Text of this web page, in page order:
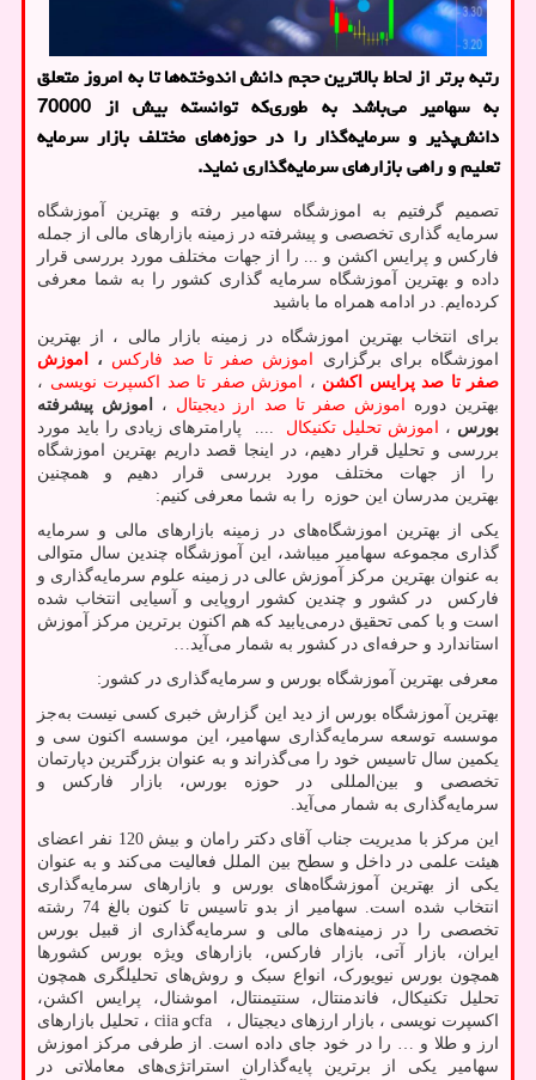
رتبه برتر از لحاط بالاترین حجم دانش اندوخته‌ها تا به امروز متعلق
به سهامیر می‌باشد به طوری‌که توانسته بیش از 70000
دانش‌پذیر و سرمایه‌گذار را در حوزه‌های مختلف بازار سرمایه
تعلیم و راهی بازارهای سرمایه‌گذاری نماید.
تصمیم گرفتیم به اموزشگاه سهامیر رفته و بهترین آموزشگاه
سرمایه گذاری تخصصی و پیشرفته در زمینه بازارهای مالی از جمله
فارکس و پرایس اکشن و ... را از جهات مختلف مورد بررسی قرار
داده و بهترین آموزشگاه سرمایه گذاری کشور را به شما معرفی
کرده‌ایم. در ادامه همراه ما باشید
برای انتخاب بهترین اموزشگاه در زمینه بازار مالی ، از بهترین
اموزشگاه برای برگزاری اموزش صفر تا صد فارکس ،
اموزش
صفر تا صد پرایس اکشن ، اموزش صفر تا صد اکسپرت نویسی ،
بهترین دوره اموزش صفر تا صد ارز دیجیتال ،
اموزش پیشرفته
بورس ، اموزش تحلیل تکنیکال
.... پارامترهای زیادی را باید مورد
بررسی و تحلیل قرار دهیم، در اینجا قصد داریم بهترین اموزشگاه
را از جهات مختلف مورد بررسی قرار دهیم و همچنین
بهترین مدرسان این حوزه را به شما معرفی کنیم:
یکی از بهترین اموزشگاه‌های در زمینه بازارهای مالی و سرمایه
گذاری مجموعه سهامیر میباشد، این آموزشگاه چندین سال متوالی
به عنوان بهترین مرکز آموزش عالی در زمینه علوم سرمایه‌گذاری و
فارکس در کشور و چندین کشور اروپایی و آسیایی انتخاب شده
است و با کمی تحقیق درمی‌یابید که هم اکنون برترین مرکز آموزش
استاندارد و حرفه‌ای در کشور به شمار می‌آید
معرفی بهترین آموزشگاه بورس و سرمایه‌گذاری در کشور:
بهترین آموزشگاه بورس از دید این گزارش خبری کسی نیست به‌جز
موسسه توسعه سرمایه‌گذاری سهامیر، این موسسه اکنون سی و
یکمین سال تاسیس خود را می‌گذراند و به عنوان بزرگترین دپارتمان
تخصصی و بین‌المللی در حوزه بورس، بازار فارکس و
سرمایه‌گذاری به شمار می‌آید.
این مرکز با مدیریت جناب آقای دکتر رامان و بیش 120 نفر اعضای
هیئت علمی در داخل و سطح بین الملل فعالیت می‌کند و به عنوان
یکی از بهترین آموزشگاه‌های بورس و بازارهای سرمایه‌گذاری
انتخاب شده است. سهامیر از بدو تاسیس تا کنون بالغ 74 رشته
تخصصی را در زمینه‌های مالی و سرمایه‌گذاری از قبیل بورس
ایران، بازار آتی، بازار فارکس، بازارهای ویژه بورس کشورها
همچون بورس نیویورک، انواع سبک و روش‌های تحلیلگری همچون
تحلیل تکنیکال، فاندمنتال، سنتیمنتال، اموشنال، پرایس اکشن،
اکسپرت نویسی ، بازار ارزهای دیجیتال ،
cfaو ciia ، تحلیل بازارهای
ارز و طلا و … را در خود جای داده است. از طرفی مرکز اموزش
سهامیر یکی از برترین پایه‌گذاران استراتژی‌های معاملاتی در